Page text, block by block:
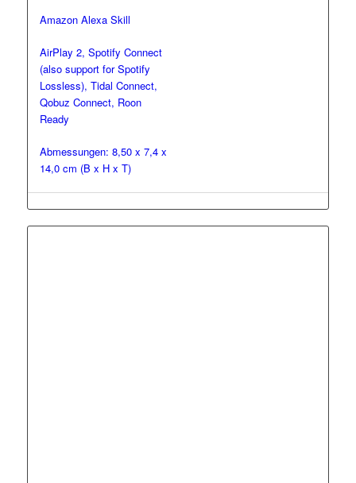
Amazon Alexa Skill
AirPlay 2, Spotify Connect
(also support for Spotify
Lossless), Tidal Connect,
Qobuz Connect, Roon
Ready
Abmessungen: 8,50 x 7,4 x
14,0 cm (B x H x T)